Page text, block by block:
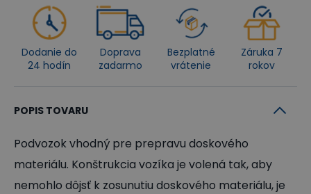
Dodanie do
24 hodín
Doprava
zadarmo
Bezplatné
vrátenie
Záruka 7
rokov
POPIS TOVARU
Podvozok vhodný pre prepravu doskového
materiálu. Konštrukcia vozíka je volená tak, aby
nemohlo dôjsť k zosunutiu doskového materiálu, je